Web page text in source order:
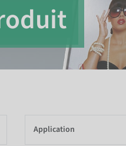
Application